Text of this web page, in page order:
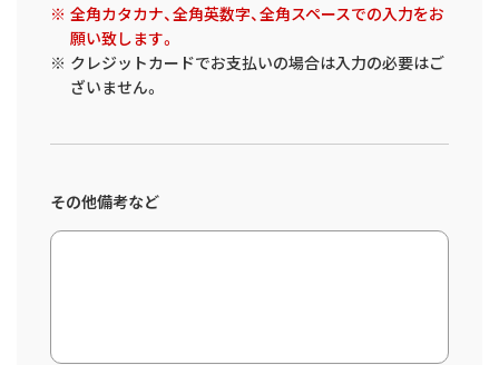
全角カタカナ、全角英数字、全角スペースでの入力をお
願い致します。
クレジットカードでお支払いの場合は入力の必要はご
ざいません。
その他備考など